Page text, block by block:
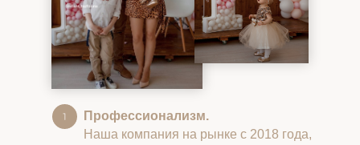
Профессионализм.
Наша компания на рынке с 2018 года,